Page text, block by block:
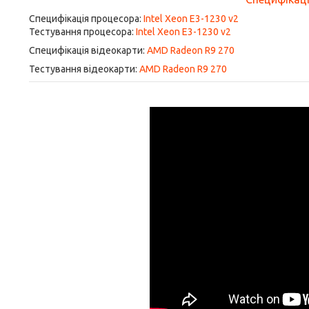
Специфікація процесора: Intel Xeon E3-1230 v2
Тестування процесора: Intel Xeon E3-1230 v2
Специфікація відеокарти: AMD Radeon R9 270
Тестування відеокарти: AMD Radeon R9 270